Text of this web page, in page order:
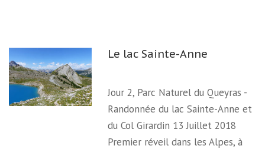
Le lac Sainte-Anne
Jour 2, Parc Naturel du Queyras -
Randonnée du lac Sainte-Anne et
du Col Girardin 13 Juillet 2018
Premier réveil dans les Alpes, à